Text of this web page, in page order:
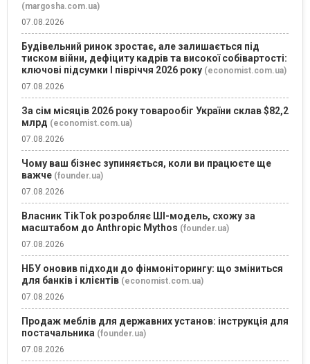
(margosha.com.ua)
07.08.2026
Будівельний ринок зростає, але залишається під
тиском війни, дефіциту кадрів та високої собівартості:
ключові підсумки І півріччя 2026 року (economist.com.ua)
07.08.2026
За сім місяців 2026 року товарообіг України склав $82,2
млрд (economist.com.ua)
07.08.2026
Чому ваш бізнес зупиняється, коли ви працюєте ще
важче (founder.ua)
07.08.2026
Власник TikTok розробляє ШІ-модель, схожу за
масштабом до Anthropic Mythos (founder.ua)
07.08.2026
НБУ оновив підходи до фінмоніторингу: що зміниться
для банків і клієнтів (economist.com.ua)
07.08.2026
Продаж меблів для державних установ: інструкція для
постачальника (founder.ua)
07.08.2026